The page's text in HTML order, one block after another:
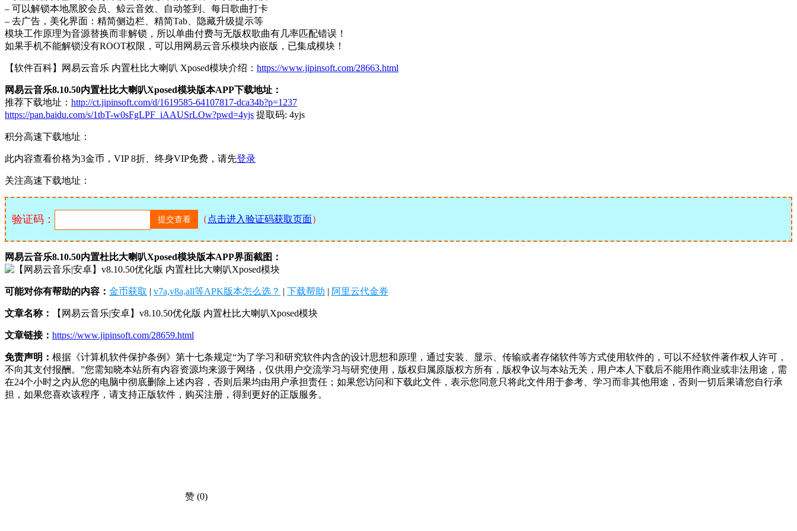
– 可以解锁本地黑胶会员、鲸云音效、自动签到、每日歌曲打卡
– 去广告，美化界面：精简侧边栏、精简Tab、隐藏升级提示等
模块工作原理为音源替换而非解锁，所以单曲付费与无版权歌曲有几率匹配错误！
如果手机不能解锁没有ROOT权限，可以用网易云音乐模块内嵌版，已集成模块！
【软件百科】网易云音乐 内置杜比大喇叭 Xposed模块介绍： https://www.jipinsoft.com/28663.html
网易云音乐8.10.50内置杜比大喇叭Xposed模块版本APP下载地址：
推荐下载地址： http://ct.jipinsoft.com/d/1619585-64107817-dca34b?p=1237
https://pan.baidu.com/s/1tbT-w0sFgLPF_iAAUSrLOw?pwd=4yjs 提取码: 4yjs
积分高速下载地址：
此内容查看价格为3金币，VIP 8折、终身VIP免费，请先登录
关注高速下载地址：
验证码： （ 点击进入验证码获取页面）
网易云音乐8.10.50内置杜比大喇叭Xposed模块版本APP界面截图：
可能对你有帮助的内容： 金币获取 | v7a,v8a,all等APK版本怎么选？ | 下载帮助 | 阿里云代金券
文章名称： 【网易云音乐|安卓】v8.10.50优化版 内置杜比大喇叭Xposed模块
文章链接： https://www.jipinsoft.com/28659.html
免责声明： 根据《计算机软件保护条例》第十七条规定“为了学习和研究软件内含的设计思想和原理，通过安装、显示、传输或者存储软件等方式使用软件的，可以不经软件著作权人许可，
不向其支付报酬。”您需知晓本站所有内容资源均来源于网络，仅供用户交流学习与研究使用，版权归属原版权方所有，版权争议与本站无关，用户本人下载后不能用作商业或非法用途，需
在24个小时之内从您的电脑中彻底删除上述内容，否则后果均由用户承担责任；如果您访问和下载此文件，表示您同意只将此文件用于参考、学习而非其他用途，否则一切后果请您自行承
担，如果您喜欢该程序，请支持正版软件，购买注册，得到更好的正版服务。
赞 (0)